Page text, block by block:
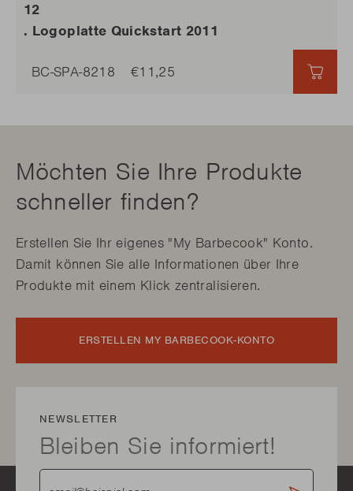
. Logoplatte Quickstart 2011
BC-SPA-8218 €11,25
Möchten Sie Ihre Produkte
schneller finden?
Erstellen Sie Ihr eigenes "My Barbecook" Konto.
Damit können Sie alle Informationen über Ihre
Produkte mit einem Klick zentralisieren.
ERSTELLEN MY BARBECOOK-KONTO
NEWSLETTER
Bleiben Sie informiert!